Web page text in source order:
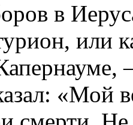
в
или
«Мой